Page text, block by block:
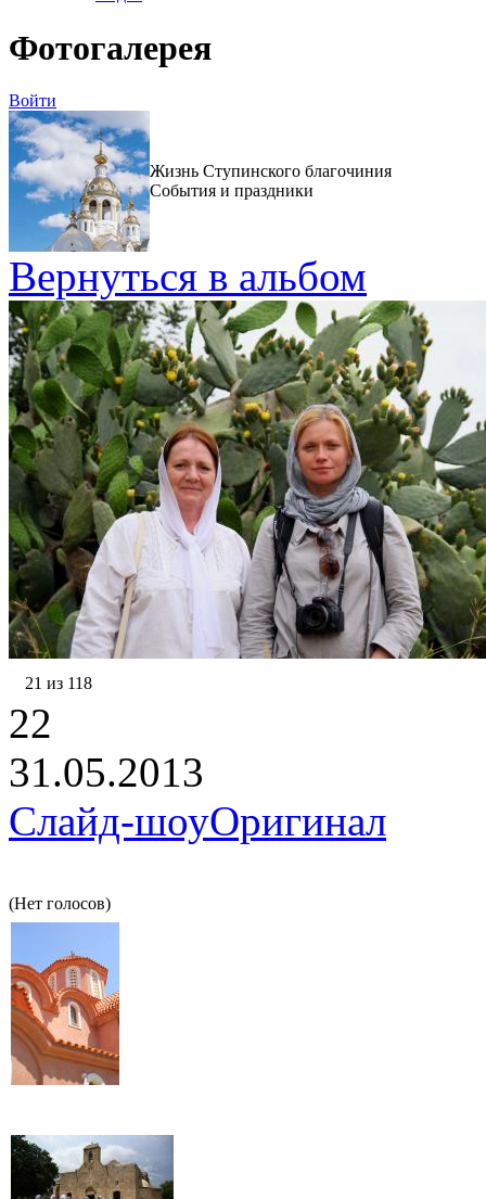
Фотогалерея
Войти
Жизнь Ступинского благочиния
События и праздники
Вернуться в альбом
21 из 118
22
31.05.2013
Слайд-шоуОригинал
(Нет голосов)